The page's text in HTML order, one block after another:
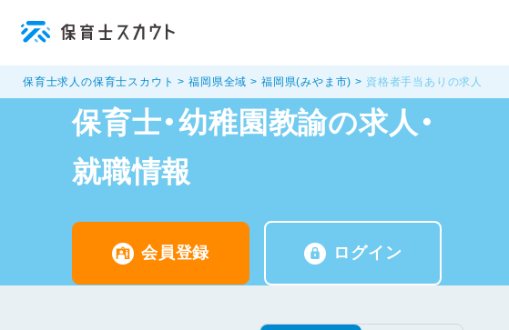
保育士求人の保育士スカウト 福岡県全域 福岡県(みやま市) 資格者手当ありの求人
保育士・幼稚園教諭の求人・
就職情報
会員登録 ログイン